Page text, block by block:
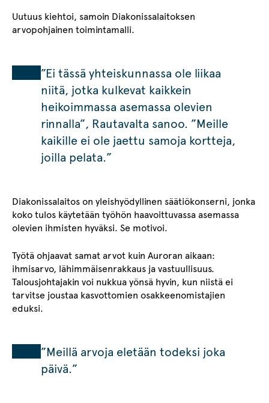
Uutuus kiehtoi, samoin Diakonissalaitoksen
arvopohjainen toimintamalli.
”Ei tässä yhteiskunnassa ole liikaa
niitä, jotka kulkevat kaikkein
heikoimmassa asemassa olevien
rinnalla”, Rautavalta sanoo. ”Meille
kaikille ei ole jaettu samoja kortteja,
joilla pelata.”
Diakonissalaitos on yleishyödyllinen säätiökonserni, jonka
koko tulos käytetään työhön haavoittuvassa asemassa
olevien ihmisten hyväksi. Se motivoi.
Työtä ohjaavat samat arvot kuin Auroran aikaan:
ihmisarvo, lähimmäisenrakkaus ja vastuullisuus.
Talousjohtajakin voi nukkua yönsä hyvin, kun niistä ei
tarvitse joustaa kasvottomien osakkeenomistajien
eduksi.
”Meillä arvoja eletään todeksi joka
päivä.”